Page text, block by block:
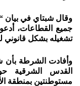
وقال شبتاي في بيان
جميع القطاعات،
تشغيله بشكل قانوني
وأفادت الشرطة بأن
القدس الشرقية
مستوطنتين بمنطقة